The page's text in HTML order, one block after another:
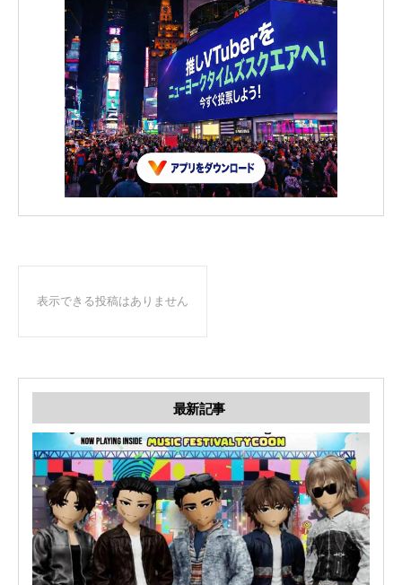
表示できる投稿はありません
最新記事